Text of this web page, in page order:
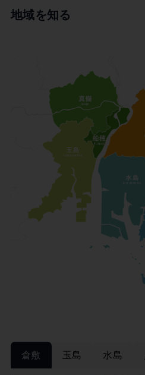
地域を知る
倉敷 玉島 水島